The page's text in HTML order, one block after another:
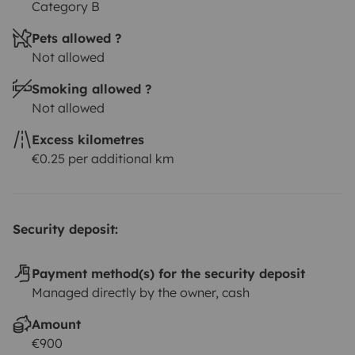
Category B
Pets allowed ?
Not allowed
Smoking allowed ?
Not allowed
Excess kilometres
€0.25 per additional km
Security deposit:
Payment method(s) for the security deposit
Managed directly by the owner, cash
Amount
€900